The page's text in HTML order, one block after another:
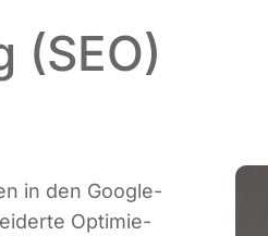
(SEO)
in den Goog­le-
Opti­mie­